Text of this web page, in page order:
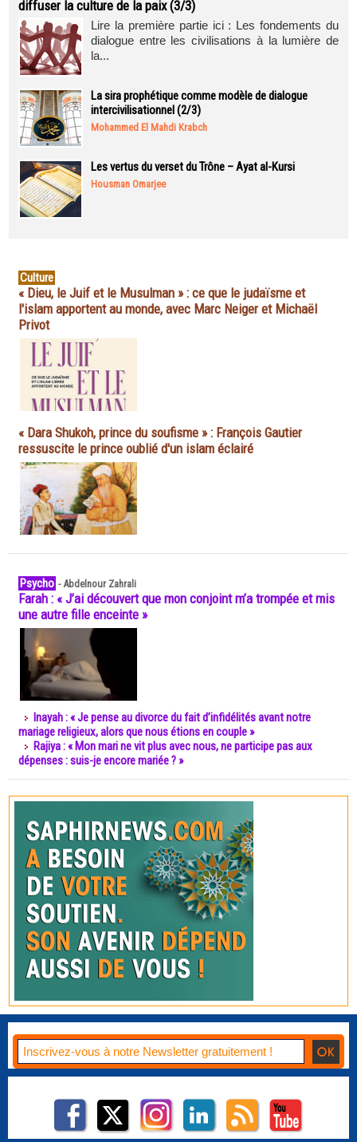
diffuser la culture de la paix (3/3)
Lire la première partie ici : Les fondements du
dialogue entre les civilisations à la lumière de
la...
La sira prophétique comme modèle de dialogue
intercivilisationnel (2/3)
Mohammed El Mahdi Krabch
Les vertus du verset du Trône – Ayat al-Kursi
Housman Omarjee
Culture
« Dieu, le Juif et le Musulman » : ce que le judaïsme et
l'islam apportent au monde, avec Marc Neiger et Michaël
Privot
« Dara Shukoh, prince du soufisme » : François Gautier
ressuscite le prince oublié d'un islam éclairé
Psycho -Abdelnour Zahrali
Farah : « J’ai découvert que mon conjoint m’a trompée et mis
une autre fille enceinte »
Inayah : « Je pense au divorce du fait d’infidélités avant notre
mariage religieux, alors que nous étions en couple »
Rajiya : « Mon mari ne vit plus avec nous, ne participe pas aux
dépenses : suis-je encore mariée ? »